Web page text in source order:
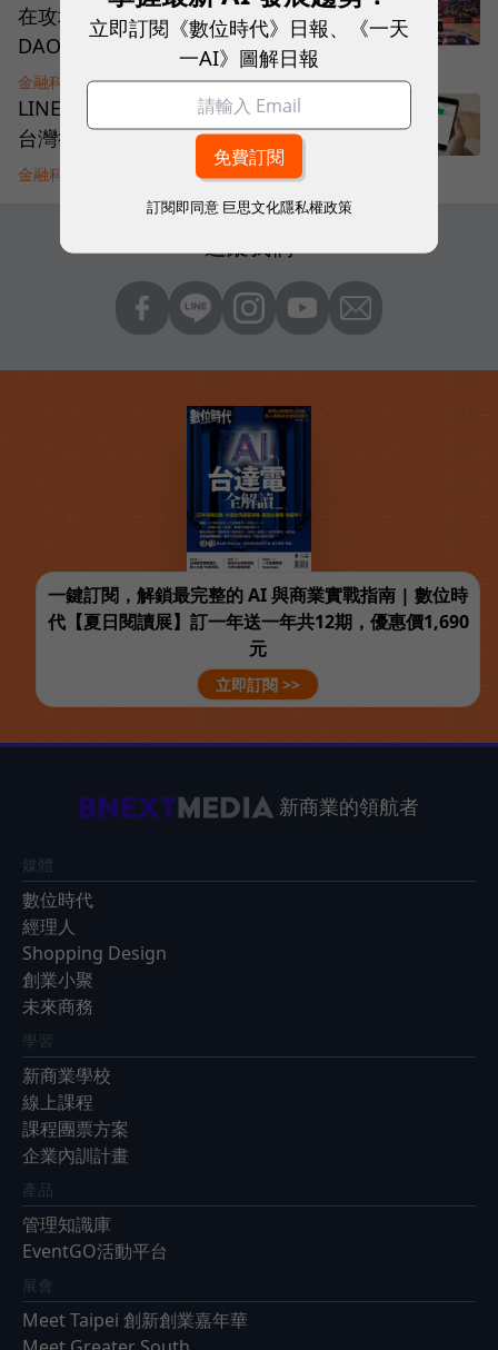
在攻城獅導入這些創新，下步挑戰
DAO？
金融科技 |4 年前
LINE Pay擴大燒錢、街口踩住煞車，
台灣行動支付大戰下一步怎麼走？
金融科技
追蹤我們
一鍵訂閱，解鎖最完整的 AI 與商業實戰指南 | 數位時
代【夏日閱讀展】訂一年送一年共12期，優惠價1,690
元
立即訂閱 >>
新商業的領航者
媒體
數位時代
經理人
Shopping Design
創業小聚
未來商務
學習
新商業學校
線上課程
課程團票方案
企業內訓計畫
產品
管理知識庫
EventGO活動平台
展會
Meet Taipei 創新創業嘉年華
立即訂閱《數位時代》日報、《一天
一AI》圖解日報
訂閱即同意 巨思文化隱私權政策